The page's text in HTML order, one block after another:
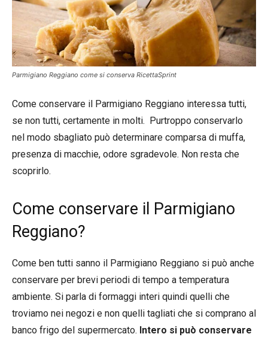
Parmigiano Reggiano come si conserva RicettaSprint
Come conservare il Parmigiano Reggiano interessa tutti,
se non tutti, certamente in molti. Purtroppo conservarlo
nel modo sbagliato può determinare comparsa di muffa,
presenza di macchie, odore sgradevole. Non resta che
scoprirlo.
Come conservare il Parmigiano
Reggiano?
Come ben tutti sanno il Parmigiano Reggiano si può anche
conservare per brevi periodi di tempo a temperatura
ambiente. Si parla di formaggi interi quindi quelli che
troviamo nei negozi e non quelli tagliati che si comprano al
banco frigo del supermercato. Intero si può conservare